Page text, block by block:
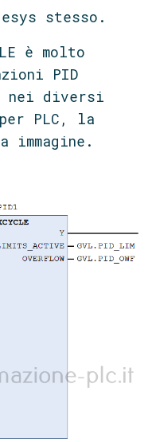
stesso.
è molto
PID
nei diversi
PLC, la
immagine.